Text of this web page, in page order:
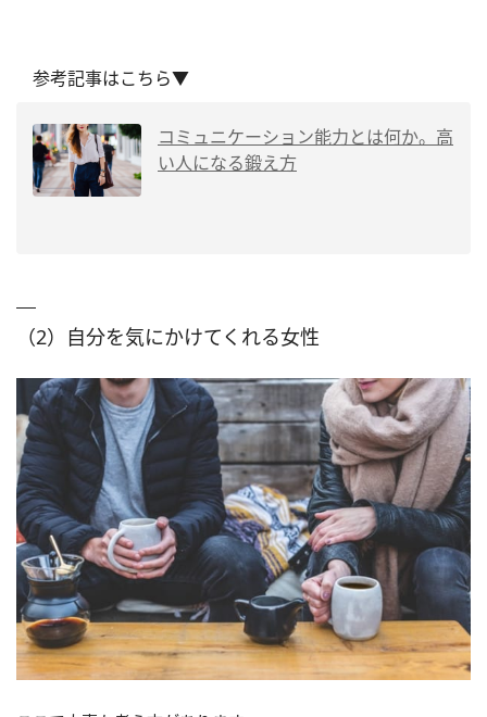
参考記事はこちら▼
コミュニケーション能力とは何か。高
い人になる鍛え方
（2）自分を気にかけてくれる女性